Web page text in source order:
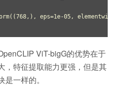
((768,), eps=1e-05,
ViT-bigG的优势在于
，特征提取能力更强，但是其
一样的。